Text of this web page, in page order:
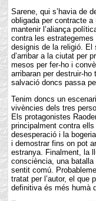
Sarene, qui s’havia de
obligada per contracte
mantenir l’aliança
contra les
designis de la religió. El
d’arribar a la ciutat per
mesos per fer-ho i
arribaran per destruir-ho
salvació doncs passa
Tenim doncs un
vivències dels tres
Els protagonistes
principalment contra
desesperació i la
i demostrar fins on pot
estranya. Finalment, la
consciència, una
sentit comú.
tratat per l’autor, el que
definitiva és més